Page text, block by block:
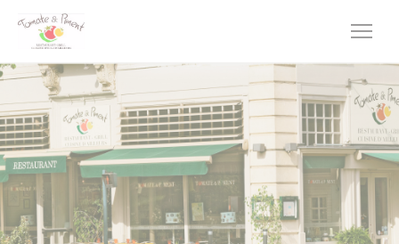
Painel de Gerenciamento de Cookies